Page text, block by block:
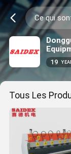
19
Tous Les